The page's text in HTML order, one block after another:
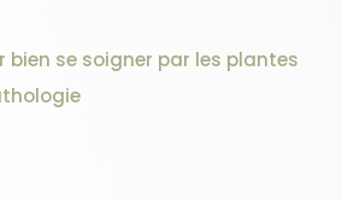
bien se soigner par les plantes